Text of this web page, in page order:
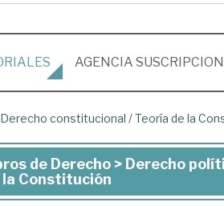
AGENCIA
Derecho constitucional /Teoría de la
de Derecho > Derecho
la Constitución